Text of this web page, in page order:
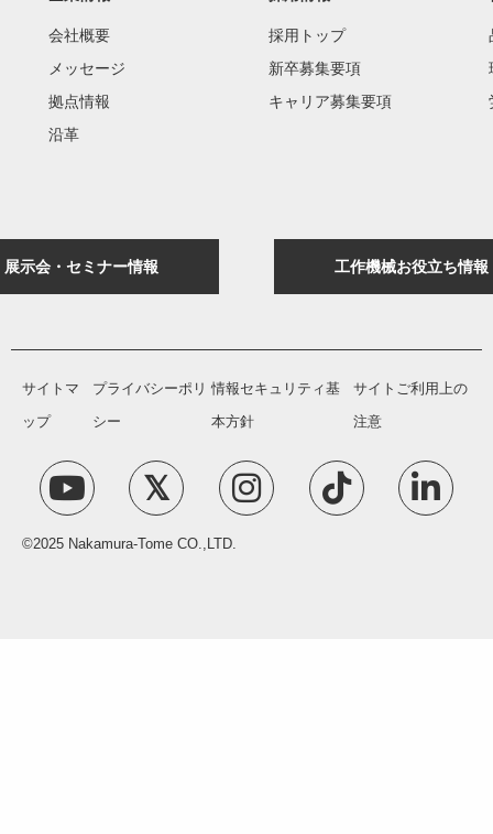
会社概要
メッセージ
拠点情報
沿革
採用トップ
新卒募集要項
キャリア募集要項
展示会・セミナー情報 工作機械お役立ち情報
サイトマ
ップ
プライバシーポリ
シー
情報セキュリティ基
本方針
サイトご利用上の
注意
©2025 Nakamura-Tome CO.,LTD.